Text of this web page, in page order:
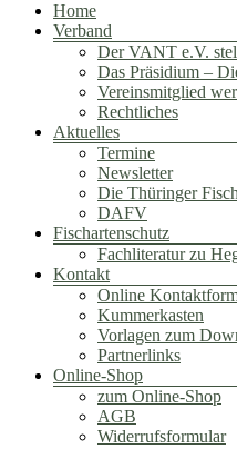
Home
Verband
Der VANT e.V.
Das Präsidium –
Vereinsmitglied
Rechtliches
Aktuelles
Termine
Newsletter
Die Thüringer
DAFV
Fischartenschutz
Fachliteratur zu
Kontakt
Online
Kummerkasten
Vorlagen zum
Partnerlinks
Online-Shop
zum Online-Shop
AGB
Widerrufsformular